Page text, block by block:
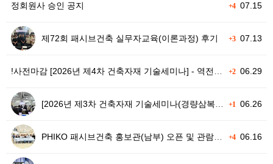
+407.15
정회원사 승인 공지
+307.13
제72회 패시브건축 실무자교육(이론과정) 후기
+206.29
!사전마감 [2026년 제4차 건축자재 기술세미나] - 역전지붕·건식외단열시스템(티푸스)
+1 06.26
[2026년 제3차 건축자재 기술세미나(경량삼복층유리, 코닝)] 후기
+406.16
PHIKO 패시브건축 홍보관(남부) 오픈 및 관람 안내